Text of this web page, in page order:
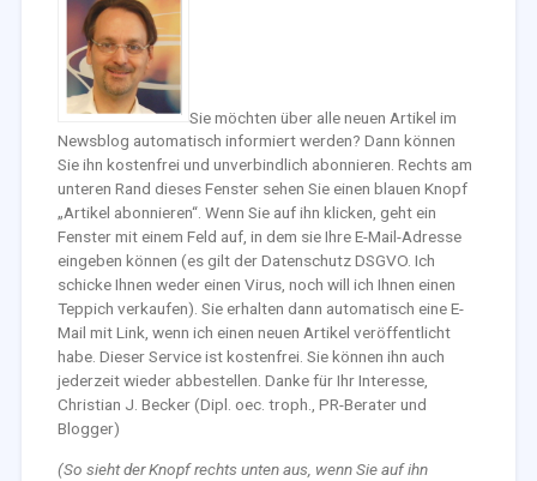
Sie möchten über alle neuen Artikel im
Newsblog automatisch informiert werden? Dann können
Sie ihn kostenfrei und unverbindlich abonnieren. Rechts am
unteren Rand dieses Fenster sehen Sie einen blauen Knopf
„Artikel abonnieren“. Wenn Sie auf ihn klicken, geht ein
Fenster mit einem Feld auf, in dem sie Ihre E-Mail-Adresse
eingeben können (es gilt der Datenschutz DSGVO. Ich
schicke Ihnen weder einen Virus, noch will ich Ihnen einen
Teppich verkaufen). Sie erhalten dann automatisch eine E-
Mail mit Link, wenn ich einen neuen Artikel veröffentlicht
habe. Dieser Service ist kostenfrei. Sie können ihn auch
jederzeit wieder abbestellen. Danke für Ihr Interesse,
Christian J. Becker (Dipl. oec. troph., PR-Berater und
Blogger)
(So sieht der Knopf rechts unten aus, wenn Sie auf ihn